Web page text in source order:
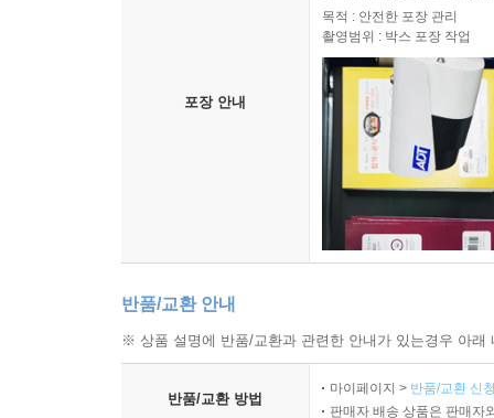
포장 안내
목적 : 안전한 포장 관리
촬영범위 : 박스 포장 작업
반품/교환 안내
※ 상품 설명에 반품/교환과 관련한 안내가 있는경우 아
반품/교환 방법
마이페이지 > 반품/교환 신
판매자 배송 상품은 판매자